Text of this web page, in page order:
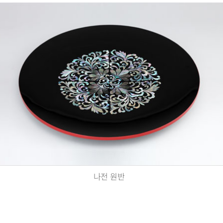
나전 원반